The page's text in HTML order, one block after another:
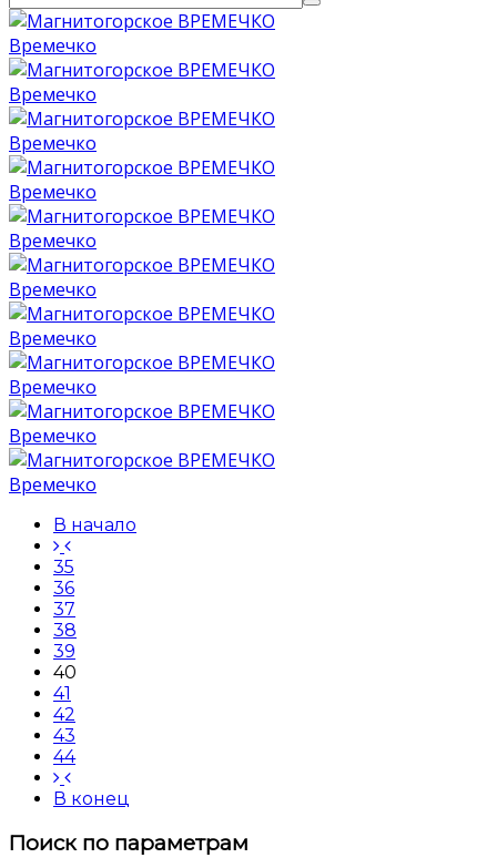
Времечко
Времечко
Времечко
Времечко
Времечко
Времечко
Времечко
Времечко
Времечко
Времечко
В начало
35
36
37
38
39
40
41
42
43
44
В конец
Поиск по параметрам